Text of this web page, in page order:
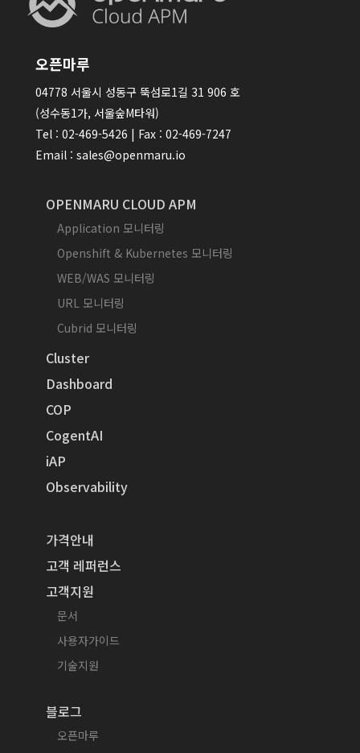
오픈마루
04778 서울시 성동구 뚝섬로1길 31 906 호
(성수동1가, 서울숲M타워)
Tel : 02-469-5426 | Fax : 02-469-7247
Email : sales@openmaru.io
OPENMARU CLOUD APM
Application 모니터링
Openshift & Kubernetes 모니터링
WEB/WAS 모니터링
URL 모니터링
Cubrid 모니터링
Cluster
Dashboard
COP
CogentAI
iAP
Observability
가격안내
고객 레퍼런스
고객지원
문서
사용자가이드
기술지원
블로그
오픈마루